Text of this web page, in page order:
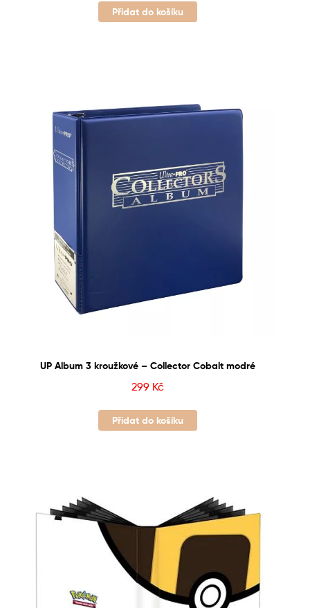
Přidat do košíku
UP Album 3 kroužkové – Collector Cobalt modré
299 Kč
Přidat do košíku